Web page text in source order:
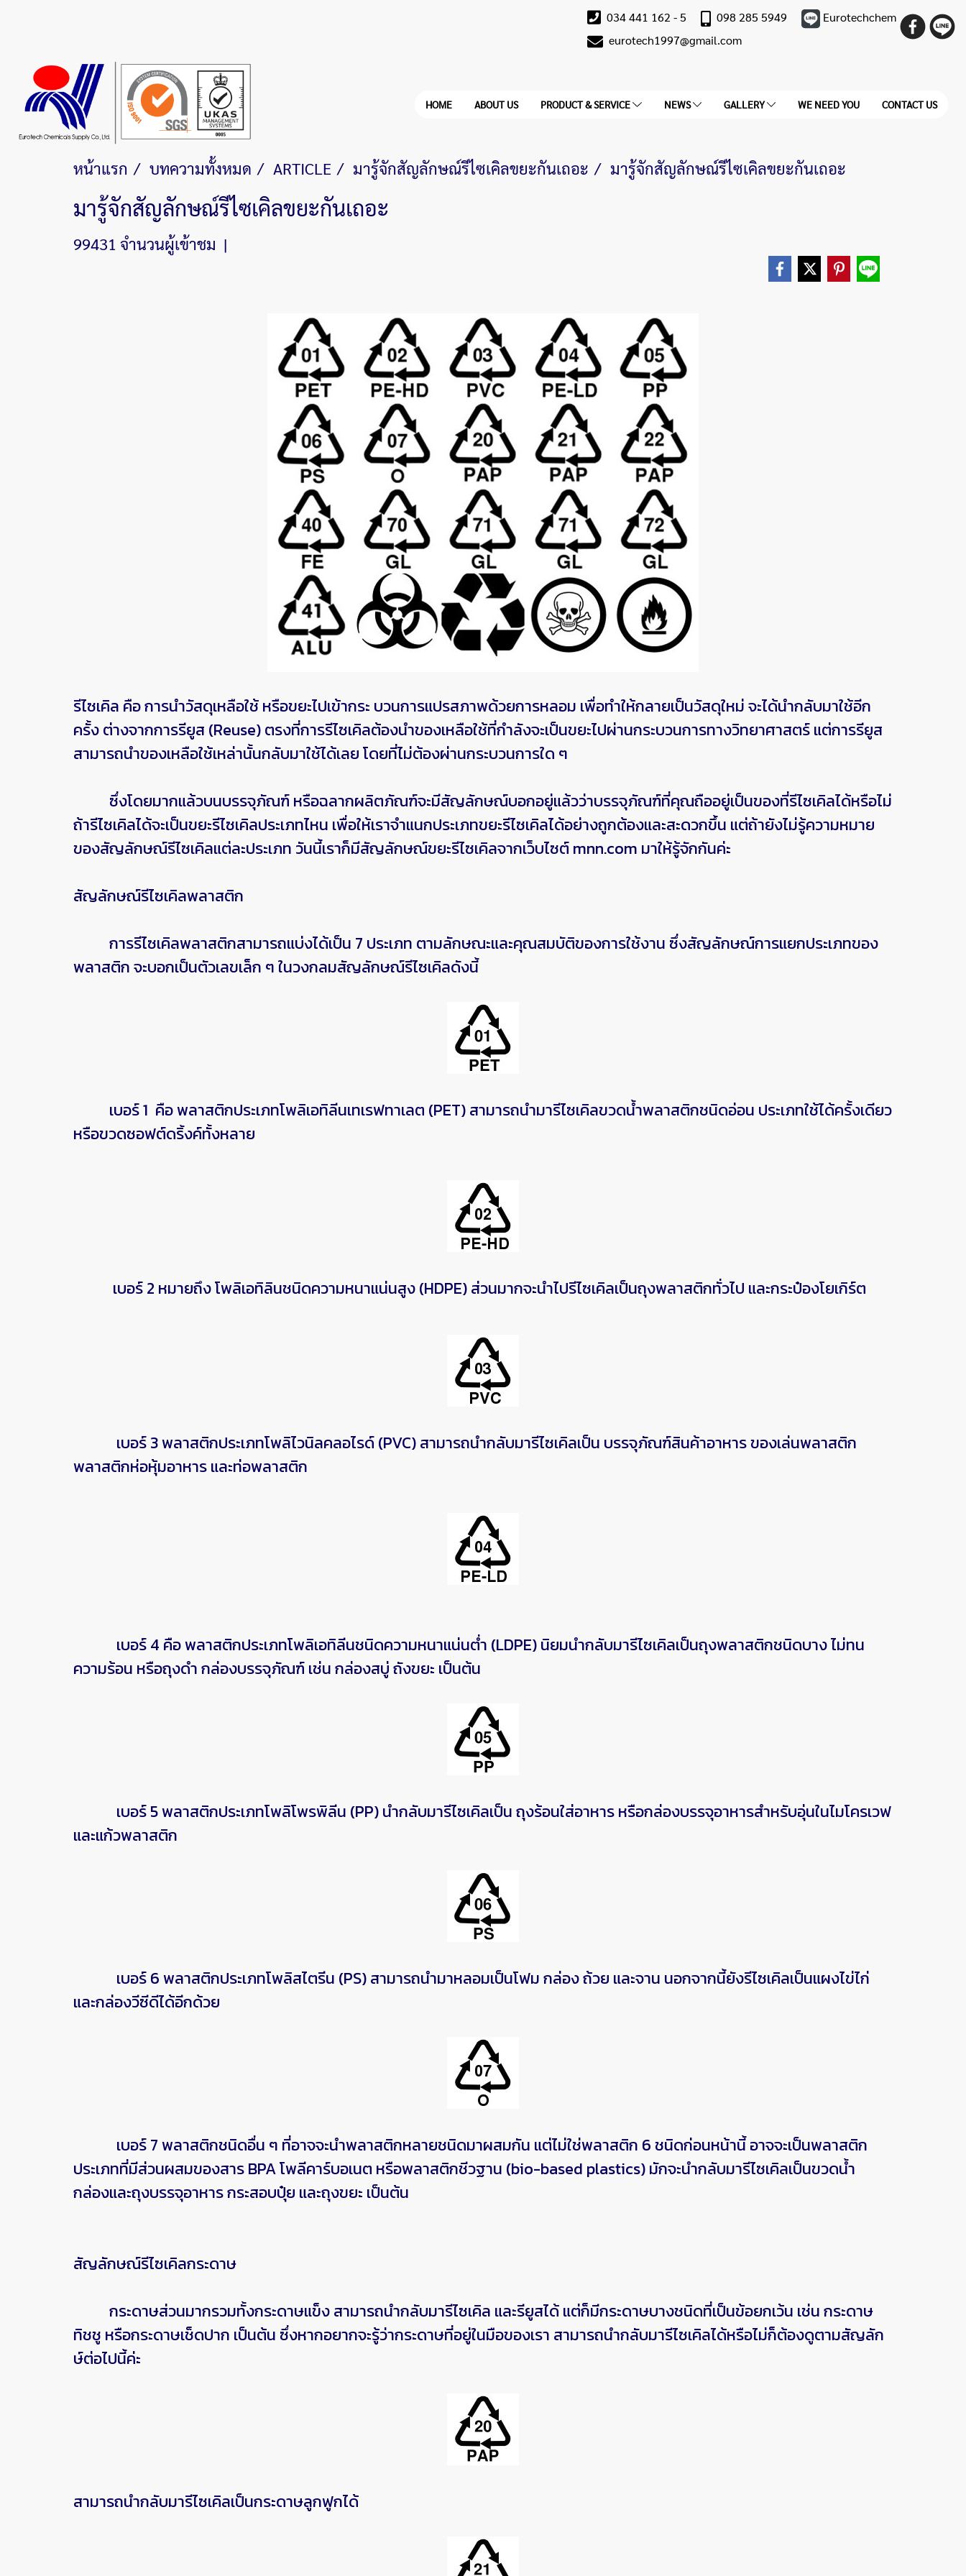
034 441 162 - 5 098 285 5949
Eurotechchem
eurotech1997@gmail.com
HOME ABOUT US PRODUCT & SERVICE NEWS GALLERY WE NEED YOU CONTACT US
หน้าแรก บทความทั้งหมด ARTICLE มารู้จักสัญลักษณ์รีไซเคิลขยะกันเถอะ มารู้จักสัญลักษณ์รีไซเคิลขยะกันเถอะ
มารู้จักสัญลักษณ์รีไซเคิลขยะกันเถอะ
99431 จำนวนผู้เข้าชม |
รีไซเคิล คือ การนำวัสดุเหลือใช้ หรือขยะไปเข้ากระ บวนการแปรสภาพด้วยการหลอม เพื่อทำให้กลายเป็นวัสดุใหม่ จะได้นำกลับมาใช้อีก
ครั้ง ต่างจากการรียูส (Reuse) ตรงที่การรีไซเคิลต้องนำของเหลือใช้ที่กำลังจะเป็นขยะไปผ่านกระบวนการทางวิทยาศาสตร์ แต่การรียูส
สามารถนำของเหลือใช้เหล่านั้นกลับมาใช้ได้เลย โดยที่ไม่ต้องผ่านกระบวนการใด ๆ
ซึ่งโดยมากแล้วบนบรรจุภัณฑ์ หรือฉลากผลิตภัณฑ์จะมีสัญลักษณ์บอกอยู่แล้วว่าบรรจุภัณฑ์ที่คุณถืออยู่เป็นของที่รีไซเคิลได้หรือไม่
ถ้ารีไซเคิลได้จะเป็นขยะรีไซเคิลประเภทไหน เพื่อให้เราจำแนกประเภทขยะรีไซเคิลได้อย่างถูกต้องและสะดวกขึ้น แต่ถ้ายังไม่รู้ความหมาย
ของสัญลักษณ์รีไซเคิลแต่ละประเภท วันนี้เราก็มีสัญลักษณ์ขยะรีไซเคิลจากเว็บไซต์ mnn.com มาให้รู้จักกันค่ะ
สัญลักษณ์รีไซเคิลพลาสติก
การรีไซเคิลพลาสติกสามารถแบ่งได้เป็น 7 ประเภท ตามลักษณะและคุณสมบัติของการใช้งาน ซึ่งสัญลักษณ์การแยกประเภทของ
พลาสติก จะบอกเป็นตัวเลขเล็ก ๆ ในวงกลมสัญลักษณ์รีไซเคิลดังนี้
เบอร์ 1 คือ พลาสติกประเภทโพลิเอทิลีนเทเรฟทาเลต (PET) สามารถนำมารีไซเคิลขวดน้ำพลาสติกชนิดอ่อน ประเภทใช้ได้ครั้งเดียว
หรือขวดซอฟต์ดริ้งค์ทั้งหลาย
เบอร์ 2 หมายถึง โพลิเอทิลินชนิดความหนาแน่นสูง (HDPE) ส่วนมากจะนำไปรีไซเคิลเป็นถุงพลาสติกทั่วไป และกระป๋องโยเกิร์ต
เบอร์ 3 พลาสติกประเภทโพลิไวนิลคลอไรด์ (PVC) สามารถนำกลับมารีไซเคิลเป็น บรรจุภัณฑ์สินค้าอาหาร ของเล่นพลาสติก
พลาสติกห่อหุ้มอาหาร และท่อพลาสติก
เบอร์ 4 คือ พลาสติกประเภทโพลิเอทิลีนชนิดความหนาแน่นต่ำ (LDPE) นิยมนำกลับมารีไซเคิลเป็นถุงพลาสติกชนิดบาง ไม่ทน
ความร้อน หรือถุงดำ กล่องบรรจุภัณฑ์ เช่น กล่องสบู่ ถังขยะ เป็นต้น
เบอร์ 5 พลาสติกประเภทโพลิโพรพิลีน (PP) นำกลับมารีไซเคิลเป็น ถุงร้อนใส่อาหาร หรือกล่องบรรจุอาหารสำหรับอุ่นในไมโครเวฟ
และแก้วพลาสติก
เบอร์ 6 พลาสติกประเภทโพลิสไตรีน (PS) สามารถนำมาหลอมเป็นโฟม กล่อง ถ้วย และจาน นอกจากนี้ยังรีไซเคิลเป็นแผงไข่ไก่
และกล่องวีซีดีได้อีกด้วย
เบอร์ 7 พลาสติกชนิดอื่น ๆ ที่อาจจะนำพลาสติกหลายชนิดมาผสมกัน แต่ไม่ใช่พลาสติก 6 ชนิดก่อนหน้านี้ อาจจะเป็นพลาสติก
ประเภทที่มีส่วนผสมของสาร BPA โพลีคาร์บอเนต หรือพลาสติกชีวฐาน (bio-based plastics) มักจะนำกลับมารีไซเคิลเป็นขวดน้ำ
กล่องและถุงบรรจุอาหาร กระสอบปุ๋ย และถุงขยะ เป็นต้น
สัญลักษณ์รีไซเคิลกระดาษ
กระดาษส่วนมากรวมทั้งกระดาษแข็ง สามารถนำกลับมารีไซเคิล และรียูสได้ แต่ก็มีกระดาษบางชนิดที่เป็นข้อยกเว้น เช่น กระดาษ
ทิชชู หรือกระดาษเช็ดปาก เป็นต้น ซึ่งหากอยากจะรู้ว่ากระดาษที่อยู่ในมือของเรา สามารถนำกลับมารีไซเคิลได้หรือไม่ก็ต้องดูตามสัญลัก
ษ์ต่อไปนี้ค่ะ
สามารถนำกลับมารีไซเคิลเป็นกระดาษลูกฟูกได้